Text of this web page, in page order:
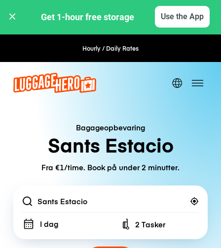
Get 1-hour free storage Use the App
Hourly / Daily RatesFlexible Booking
Bagageopbevaring
Sants Estacio
Fra €1/time. Book på under 2 minutter.
Location
I dag Number of bags
2 Tasker